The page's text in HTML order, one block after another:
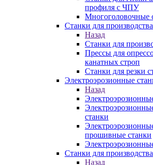
профиля с ЧПУ
Многоголовочные
Станки для
Назад
Станки для
Прессы для
канатных строп
Станки для резки
Электроэрозионные
Назад
станки
прошивные станки
Станки для
Назад